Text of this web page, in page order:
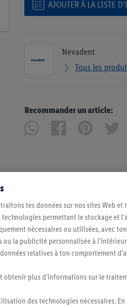
AJOUTER À LA LISTE
Nevadent
Tous les
Recommander un article:
traitons tes données sur nos sites Web et
permettant le stockage et
nécessaires ou utilisées, avec ton
la publicité personnalisée à
relatives à ton comportement
obtenir plus d'informations sur le
des technologies nécessaires. En